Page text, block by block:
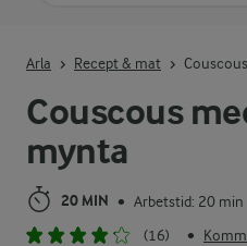
Couscous
mynta
20 MIN • Arbetstid: 20 min
(16)
•
Arla Recept & mat